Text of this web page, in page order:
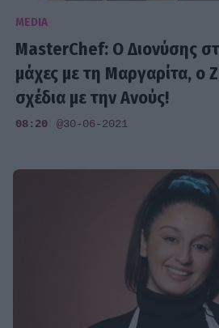
MEDIA
MasterChef: Ο Διονύσης
μάχες με τη Μαργαρίτα, ο
σχέδια με την Ανούς!
08:20 @30-06-2021